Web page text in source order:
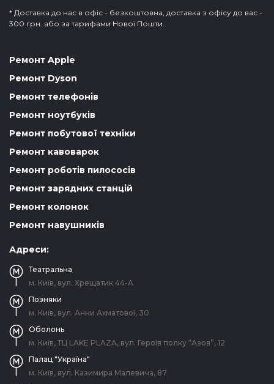
* Доставка до нас в офіс - безкоштовна, доставка з офісу до вас -
300 грн. або за тарифами Нової Пошти.
Ремонт Apple
Ремонт Dyson
Ремонт телефонів
Ремонт ноутбуків
Ремонт побутової техніки
Ремонт кавоварок
Ремонт роботів пилососів
Ремонт зарядних станцій
Ремонт колонок
Ремонт навушників
Адреси:
Театральна
м. Київ, вул. Хрещатик 44-A
Позняки
м. Київ, вул. Анни Ахматової, 30
Оболонь
м. Київ, ТЦ LAKE PLAZA, вул. Героїв полку “Азов”, 12
Палац "Україна"
м. Київ, вул. Казимира Малевича, 87